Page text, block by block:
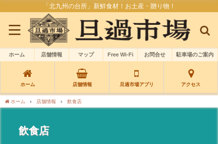
「北九州の台所」新鮮食材！お土産・贈り物！
ホーム 店舗情報 マップ Free Wi-Fi お問合せ 駐車場のご案内
ホーム 店舗情報 旦過市場アプリ アクセス
ホーム 店舗情報 飲食店
飲食店